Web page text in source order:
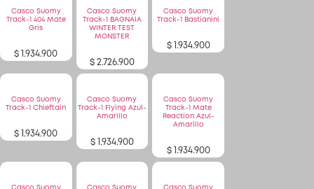
Quiero Vender
Ingresar
Registrarse
Casco Suomy
Track-1 404 Mate
Gris
$ 1.934.900
Casco Suomy
Track-1 BAGNAIA
WINTER TEST
MONSTER
$2.726.900
Casco Suomy
Track-1 Bastianini
$1.934.900
Casco Suomy
Track-1 Chieftain
$ 1.934.900
Casco Suomy
Track-1 Flying Azul-
Amarillo
$1.934.900
Casco Suomy
Track-1 Mate
Reaction Azul-
Amarillo
$1.934.900